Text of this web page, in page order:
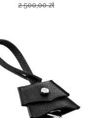
2 500,00 zł